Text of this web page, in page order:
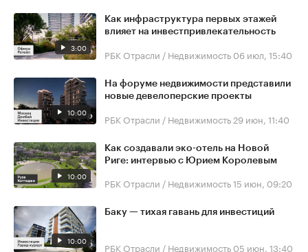
3:00
Как инфраструктура первых этажей
влияет на инвестпривлекательность
РБК Отрасли / Недвижимость 06 июл, 15:40
10:00
На форуме недвижимости представили
новые девелоперские проекты
РБК Отрасли / Недвижимость 29 июн, 11:40
10:00
Как создавали эко-отель на Новой
Риге: интервью с Юрием Королевым
РБК Отрасли / Недвижимость15 июн, 09:20
10:00
Баку — тихая гавань для инвестиций
РБК Отрасли / Недвижимость 05 июн, 13:40